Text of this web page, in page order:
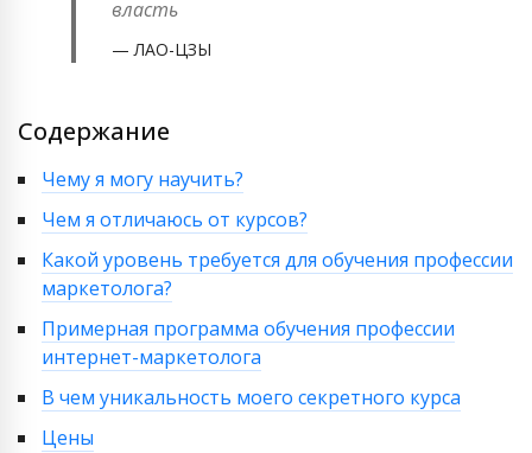
власть
ЛАО-ЦЗЫ
Содержание
Чему я могу научить?
Чем я отличаюсь от курсов?
Какой уровень требуется для обучения профессии
маркетолога?
Примерная программа обучения профессии
интернет-маркетолога
В чем уникальность моего секретного курса
Цены